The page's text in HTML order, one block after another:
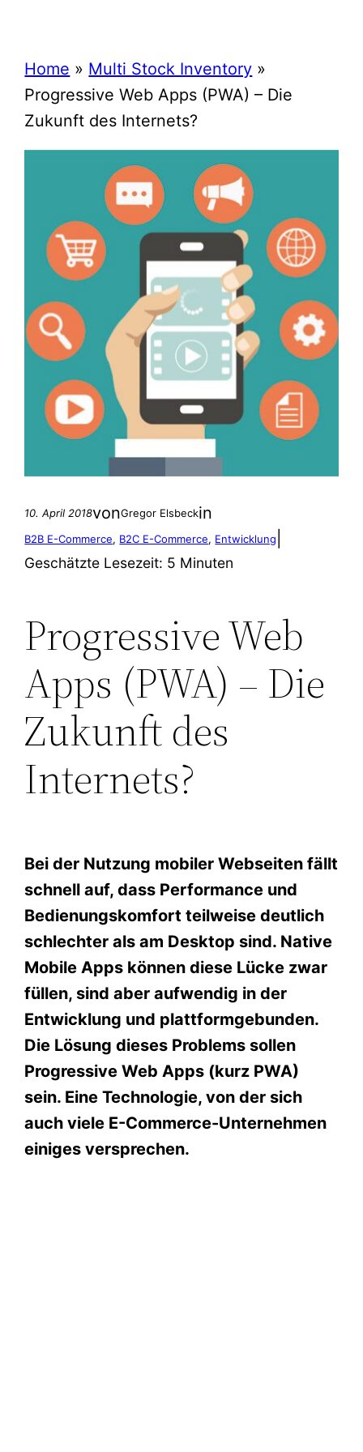
Home » Multi Stock Inventory »
Progressive Web Apps (PWA) – Die
Zukunft des Internets?
10. April 2018vonGregor Elsbeckin
B2B E-Commerce, B2C E-Commerce, Entwicklung
Geschätzte Lesezeit: 5 Minuten
Progressive Web
Apps (PWA) – Die
Zukunft des
Internets?
Bei der Nutzung mobiler Webseiten fällt
schnell auf, dass Performance und
Bedienungskomfort teilweise deutlich
schlechter als am Desktop sind. Native
Mobile Apps können diese Lücke zwar
füllen, sind aber aufwendig in der
Entwicklung und plattformgebunden.
Die Lösung dieses Problems sollen
Progressive Web Apps (kurz PWA)
sein. Eine Technologie, von der sich
auch viele E-Commerce-Unternehmen
einiges versprechen.